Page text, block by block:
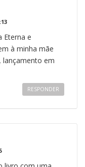
Eterna e
à minha mãe
lançamento em
RESPONDER